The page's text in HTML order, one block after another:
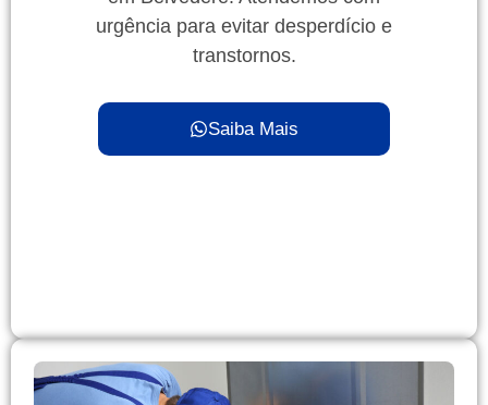
urgência para evitar desperdício e
transtornos.
Saiba Mais